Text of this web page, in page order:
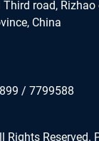
road, Rizhao
China
/ 7799588
Rights Reserved.